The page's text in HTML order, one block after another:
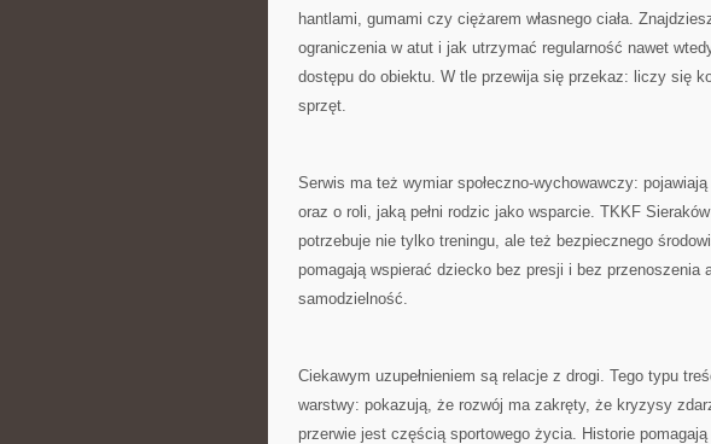
hantlami, gumami czy ciężarem własnego ciała.
ograniczenia w atut i jak utrzymać regularność nawet
dostępu do obiektu. W tle przewija się przekaz: liczy się
sprzęt.
Serwis ma też wymiar społeczno-wychowawczy:
oraz o roli, jaką pełni rodzic jako wsparcie. TKKF
potrzebuje nie tylko treningu, ale też bezpiecznego
pomagają wspierać dziecko bez presji i bez przenoszenia
samodzielność.
Ciekawym uzupełnieniem są relacje z drogi. Tego typu
warstwy: pokazują, że rozwój ma zakręty, że kryzysy
przerwie jest częścią sportowego życia. Historie